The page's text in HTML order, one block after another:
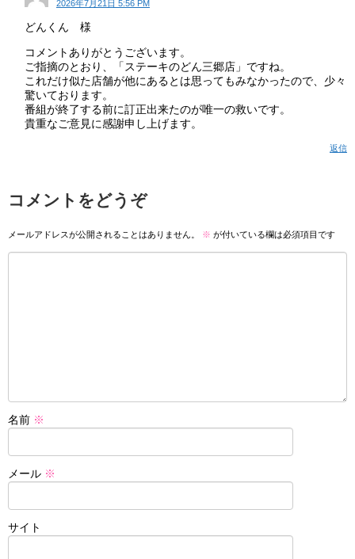
2026年7月21日 5:56 PM
どんくん 様
コメントありがとうございます。
ご指摘のとおり、「ステーキのどん三郷店」ですね。
これだけ似た店舗が他にあるとは思ってもみなかったので、少々
驚いております。
番組が終了する前に訂正出来たのが唯一の救いです。
貴重なご意見に感謝申し上げます。
返信
コメントをどうぞ
メールアドレスが公開されることはありません。 ※ が付いている欄は必須項目です
名前 ※
メール ※
サイト